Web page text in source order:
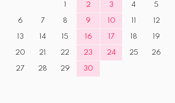
2 3 4 5
6 7 8 9 10 12
13 14 15 16 17 18 19
20 21 22 23 24 25 26
27 28 29 30